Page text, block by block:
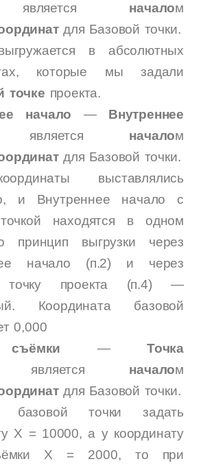
началом
для Базовой точки.
в абсолютных
которые мы задали
точке проекта.
начало
— Внутреннее
началом
для Базовой точки.
выставлялись
и Внутреннее начало с
находятся в одном
принцип выгрузки через
начало (п.2) и через
точку проекта (п.4) —
Координата базовой
0,000
— Точка
началом
для Базовой точки.
точки задать
X = 10000, а у координату
X = 2000, то при